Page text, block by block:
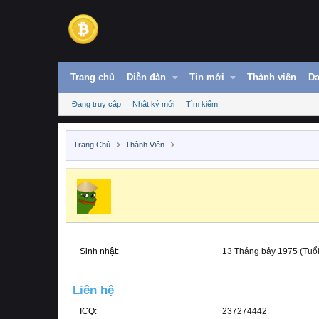
Trang chủ Diễn đàn Tin mới Thành viên
Đang truy cập Nhật ký mới Tìm kiếm
Trang Chủ Thành Viên
Sinh nhật 13 Tháng bảy 1975
Liên hệ
ICQ
237274442